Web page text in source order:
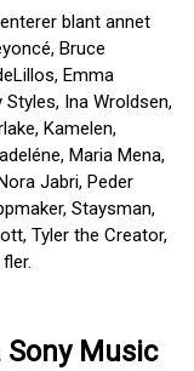
blant annet
Bruce
Emma
Styles, Ina Wroldsen,
Kamelen,
Maria Mena,
Jabri, Peder
Staysman,
Tyler the Creator,
Music